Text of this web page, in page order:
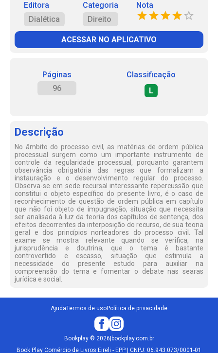
Editora
Dialética
Categoria
Direito
Nota
ACESSAR NO APLICATIVO
Páginas
96
Classificação
L
Descrição
No âmbito do processo civil, as matérias de ordem pública
processual surgem como um importante instrumento de
controle da regularidade processual, porquanto garantem
observância obrigatória das regras que formalizam a
instauração e o desenvolvimento regular do processo.
Observa-se em sede recursal interessante repercussão que
constitui o objeto específico do presente livro, é o caso de
reconhecimento de questão de ordem pública em capítulo
que não foi objeto de impugnação, situação que necessita
ser analisada à luz da teoria dos capítulos de sentença, dos
efeitos decorrentes da interposição do recurso, de sua teoria
geral e dos princípios norteadores do processo civil. Tal
exame se mostra relevante quando se verifica, na
jurisprudência e doutrina, que o tema é bastante
controvertido e escasso, situação que estimula a
necessidade do presente estudo para auxiliar na
compreensão do tema e fomentar o debate nas searas
jurídica e social.
AjudaTermos de usoPolítica de privacidade
Bookplay® 2026 bookplay.com.br
Book Play Comércio de Livros Eireli - EPP | CNPJ: 06.943.073/0001-01